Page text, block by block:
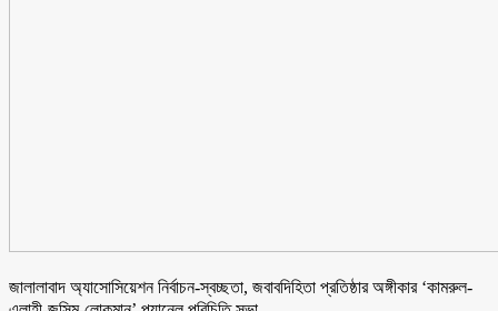
জালালাবাদ অ্যাসোসিয়েশন নির্বাচন-স্বচ্ছতা, জবাবদিহিতা প্রতিষ্ঠার অঙ্গীকার ‘কামরুল-